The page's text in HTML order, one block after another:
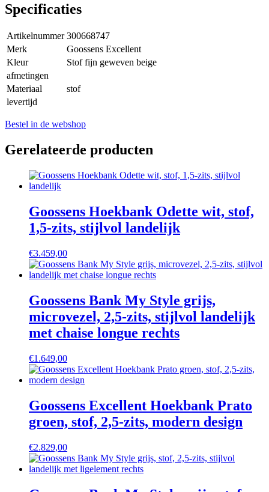
Specificaties
Artikelnummer 300668747
Merk
Goossens Excellent
Kleur
Stof fijn geweven beige
afmetingen
Materiaal
stof
levertijd
Bestel in de webshop
Gerelateerde producten
Goossens Hoekbank Odette wit, stof,
1,5-zits, stijlvol landelijk
€3.459,00
Goossens Bank My Style grijs,
microvezel, 2,5-zits, stijlvol landelijk
met chaise longue rechts
€1.649,00
Goossens Excellent Hoekbank Prato
groen, stof, 2,5-zits, modern design
€2.829,00